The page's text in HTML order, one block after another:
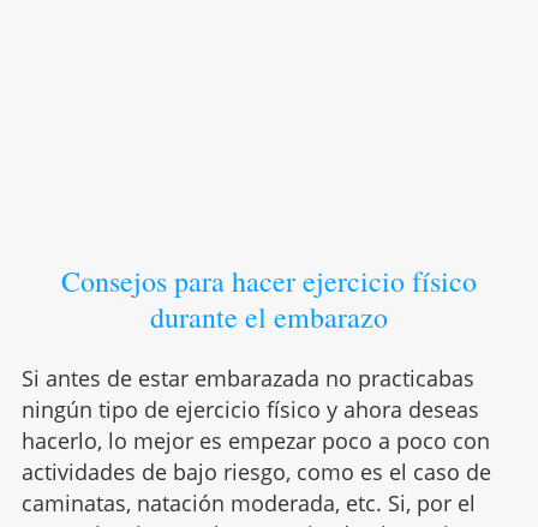
Consejos para hacer ejercicio físico
durante el embarazo
Si antes de estar embarazada no practicabas
ningún tipo de ejercicio físico y ahora deseas
hacerlo, lo mejor es empezar poco a poco con
actividades de bajo riesgo, como es el caso de
caminatas, natación moderada, etc. Si, por el